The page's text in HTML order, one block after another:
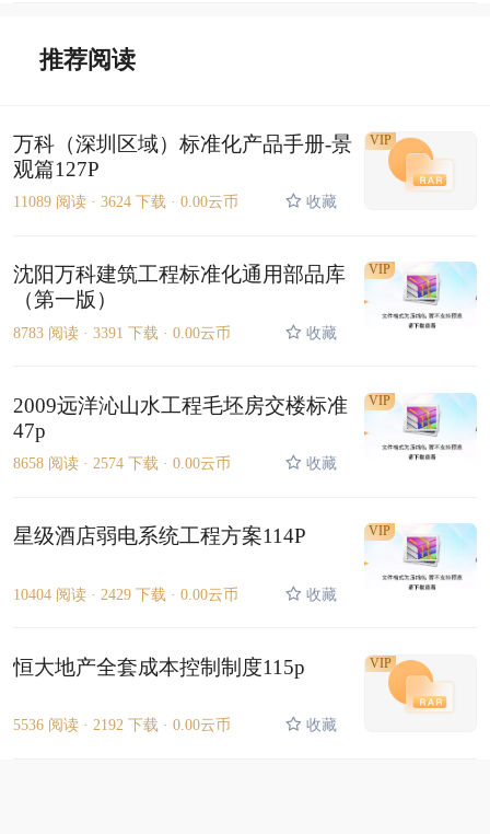
推荐阅读
万科（深圳区域）标准化产品手册-景
观篇127P
11089 阅读 · 3624 下载 · 0.00云币 收藏
VIP
沈阳万科建筑工程标准化通用部品库
（第一版）
8783 阅读 · 3391 下载 · 0.00云币 收藏
VIP
2009远洋沁山水工程毛坯房交楼标准
47p
8658 阅读 · 2574 下载 · 0.00云币 收藏
VIP
星级酒店弱电系统工程方案114P
10404 阅读 · 2429 下载 · 0.00云币 收藏
VIP
恒大地产全套成本控制制度115p
5536 阅读 · 2192 下载 · 0.00云币 收藏
VIP